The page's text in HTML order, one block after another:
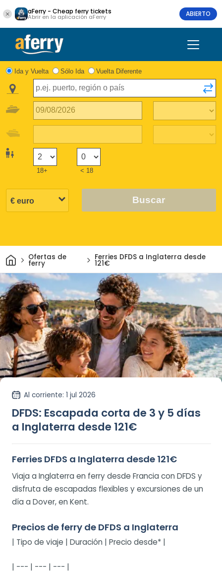
aFerry - Cheap ferry tickets
Abrir en la aplicación aFerry ABIERTO
Ida y Vuelta Sólo Ida Vuelta Diferente
18+ < 18
Buscar
InicioOfertas de
ferry
Ferries DFDS a Inglaterra desde
121€
Al corriente: 1 jul 2026
DFDS: Escapada corta de 3 y 5 días
a Inglaterra desde 121€
Ferries DFDS a Inglaterra desde 121€
Viaja a Inglaterra en ferry desde Francia con DFDS y
disfruta de escapadas flexibles y excursiones de un
día a Dover, en Kent.
Precios de ferry de DFDS a Inglaterra
| Tipo de viaje | Duración | Precio desde* |
| --- | --- | --- |